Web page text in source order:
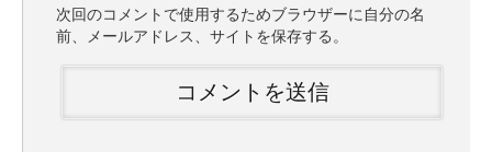
次回のコメントで使用するためブラウザーに自分の名
前、メールアドレス、サイトを保存する。